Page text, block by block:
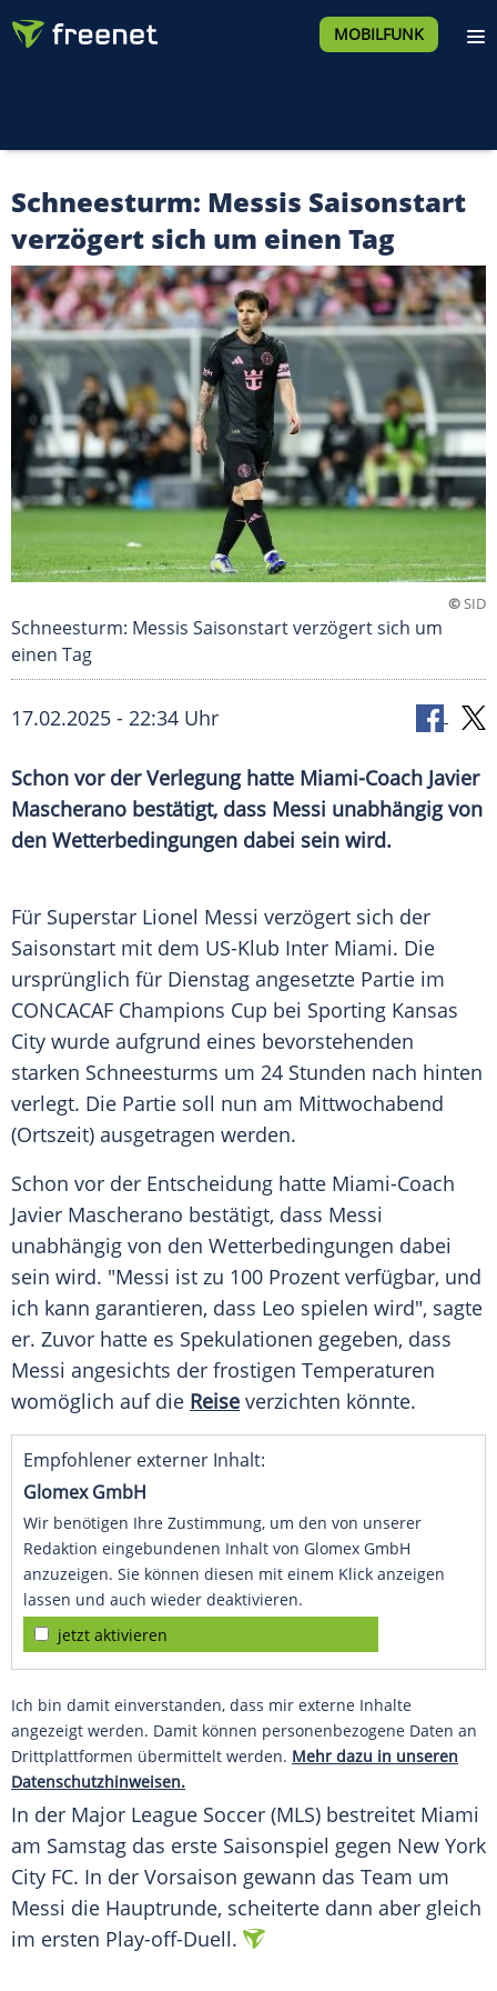
MOBILFUNK
Schneesturm: Messis Saisonstart
verzögert sich um einen Tag
©SID
Schneesturm: Messis Saisonstart verzögert sich um
einen Tag
17.02.2025 - 22:34 Uhr
Schon vor der Verlegung hatte Miami-Coach Javier
Mascherano bestätigt, dass Messi unabhängig von
den Wetterbedingungen dabei sein wird.
Für Superstar Lionel Messi verzögert sich der
Saisonstart mit dem US-Klub Inter Miami. Die
ursprünglich für Dienstag angesetzte Partie im
CONCACAF Champions Cup bei Sporting Kansas
City wurde aufgrund eines bevorstehenden
starken Schneesturms um 24 Stunden nach hinten
verlegt. Die Partie soll nun am Mittwochabend
(Ortszeit) ausgetragen werden.
Schon vor der Entscheidung hatte Miami-Coach
Javier Mascherano bestätigt, dass Messi
unabhängig von den Wetterbedingungen dabei
sein wird. "Messi ist zu 100 Prozent verfügbar, und
ich kann garantieren, dass Leo spielen wird", sagte
er. Zuvor hatte es Spekulationen gegeben, dass
Messi angesichts der frostigen Temperaturen
womöglich auf die Reise verzichten könnte.
Empfohlener externer Inhalt:
Glomex GmbH
Wir benötigen Ihre Zustimmung, um den von unserer
Redaktion eingebundenen Inhalt von Glomex GmbH
anzuzeigen. Sie können diesen mit einem Klick anzeigen
lassen und auch wieder deaktivieren.
jetzt aktivieren
Ich bin damit einverstanden, dass mir externe Inhalte
angezeigt werden. Damit können personenbezogene Daten an
Drittplattformen übermittelt werden. Mehr dazu in unseren
Datenschutzhinweisen.
In der Major League Soccer (MLS) bestreitet Miami
am Samstag das erste Saisonspiel gegen New York
City FC. In der Vorsaison gewann das Team um
Messi die Hauptrunde, scheiterte dann aber gleich
im ersten Play-off-Duell.